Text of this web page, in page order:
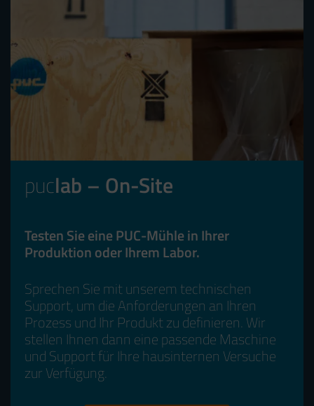
puclab – On-Site
Testen Sie eine PUC-Mühle in Ihrer
Produktion oder Ihrem Labor.
Sprechen Sie mit unserem technischen
Support, um die Anforderungen an Ihren
Prozess und Ihr Produkt zu definieren. Wir
stellen Ihnen dann eine passende Maschine
und Support für Ihre hausinternen Versuche
zur Verfügung.